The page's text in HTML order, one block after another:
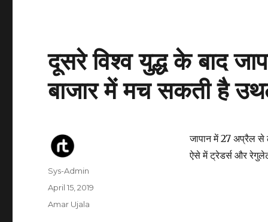
दूसरे विश्व युद्ध के बाद
बाजार में मच सकती है
जापान में 27 अप्रैल से
ऐसे में ट्रेडर्स और
Author
Sys-Admin
Posted
April 15, 2019
Categories
Amar Ujala